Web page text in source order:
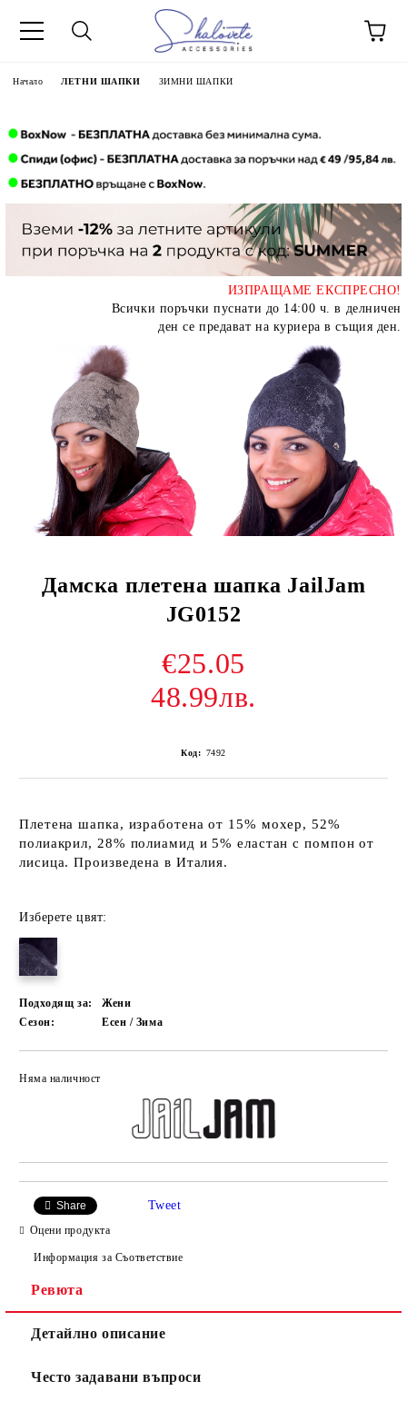
Начало ЛЕТНИ ШАПКИ ЗИМНИ ШАПКИ
ИЗПРАЩАМЕ ЕКСПРЕСНО!
Всички поръчки пуснати до 14:00 ч. в делничен
ден се предават на куриера в същия ден.
Дамска плетена шапка JailJam
JG0152
€25.05
48.99лв.
Код: 7492
Плетена шапка, изработена от 15% мохер, 52%
полиакрил, 28% полиамид и 5% еластан с помпон от
лисица. Произведена в Италия.
Изберете цвят:
Подходящ за:
Жени
Сезон:
Есен / Зима
Няма наличност
Share Tweet
Оцени продукта
Информация за Съответствие
Ревюта
Детайлно описание
Често задавани въпроси